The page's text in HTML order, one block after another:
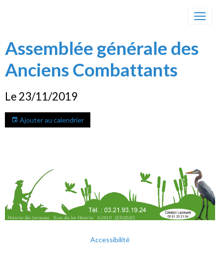
Assemblée générale des
Anciens Combattants
Le 23/11/2019
Ajouter au calendrier
Accessibilité